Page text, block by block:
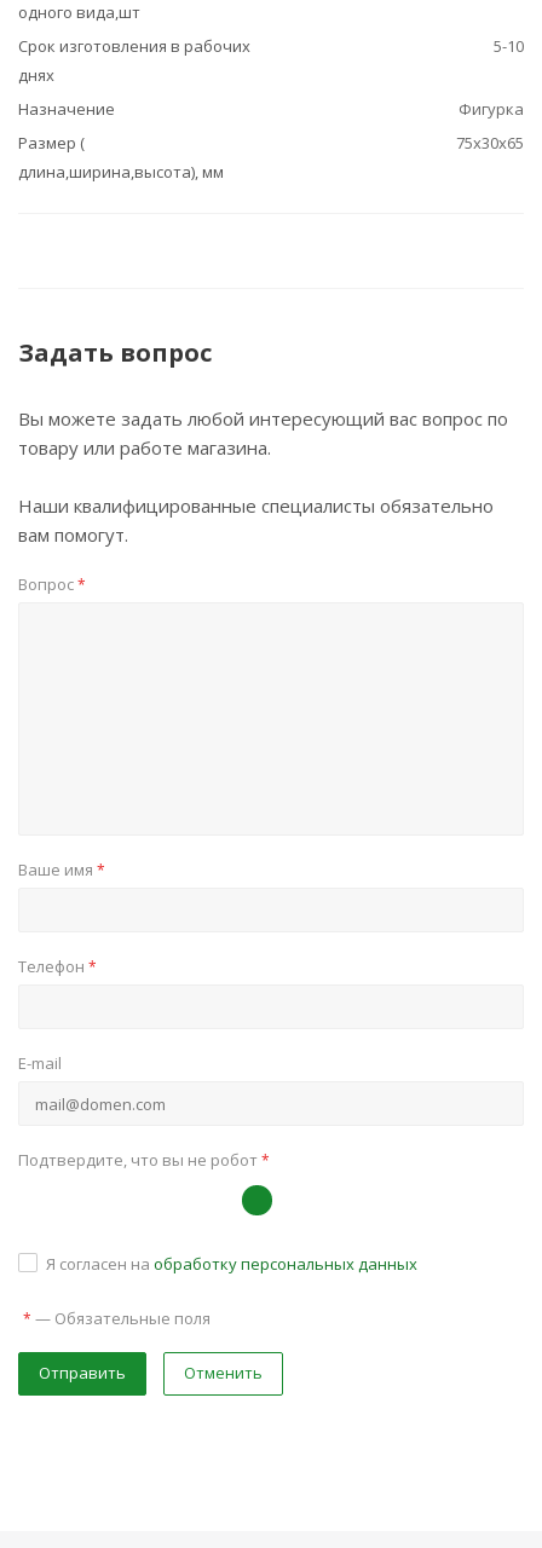
одного вида,шт
Срок изготовления в рабочих
днях
5-10
Назначение
Фигурка
Размер (
длина,ширина,высота), мм
75х30х65
Задать вопрос
Вы можете задать любой интересующий вас вопрос по
товару или работе магазина.
Наши квалифицированные специалисты обязательно
вам помогут.
Вопрос*
Ваше имя *
Телефон *
E-mail
Подтвердите, что вы не робот*
Я согласен на обработку персональных данных
* — Обязательные поля
Отправить Отменить